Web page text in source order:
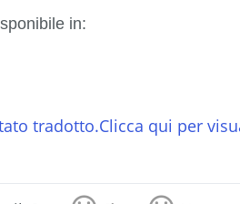
tradotto.Clicca qui per